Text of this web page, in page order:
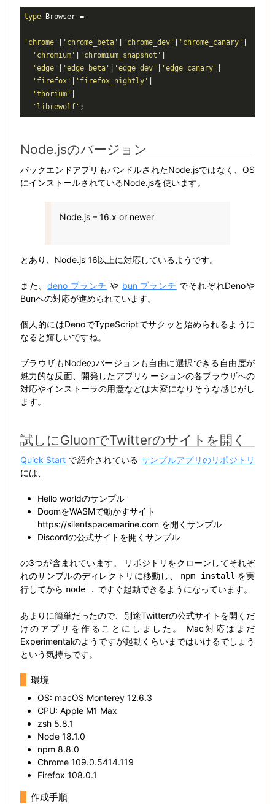
type Browser =
'chrome' 'chrome_beta' 'chrome_dev' 'chrome_canary'
'chromium'
'chromium_snapshot'
'edge'
'edge_beta' 'edge_dev' 'edge_canary'
'firefox'
'firefox_nightly'
'thorium'
'librewolf' ;
Node.jsのバージョン
バックエンドアプリもバンドルされたNode.jsではなく、OS
にインストールされているNode.jsを使います。
Node.js – 16.x or newer
とあり、Node.js 16以上に対応しているようです。
また、deno ブランチ や bun ブランチ でそれぞれDenoや
Bunへの対応が進められています。
個人的にはDenoでTypeScriptでサクッと始められるように
なると嬉しいですね。
ブラウザもNodeのバージョンも自由に選択できる自由度が
魅力的な反面、開発したアプリケーションの各ブラウザへの
対応やインストーラの用意などは大変になりそうな感じがし
ます。
試しにGluonでTwitterのサイトを開く
Quick Start で紹介されている サンプルアプリのリポジトリ
には、
Hello worldのサンプル
DoomをWASMで動かすサイト
https://silentspacemarine.com を開くサンプル
Discordの公式サイトを開くサンプル
の3つが含まれています。 リポジトリをクローンしてそれぞ
れのサンプルのディレクトリに移動し、 npm install を実
行してから node . ですぐ起動できるようになっています。
あまりに簡単だったので、別途Twitterの公式サイトを開くだ
けのアプリを作ることにしました。 Mac対応はまだ
Experimentalのようですが起動くらいまではいけるでしょう
という気持ちです。
環境
OS: macOS Monterey 12.6.3
CPU: Apple M1 Max
zsh 5.8.1
Node 18.1.0
npm 8.8.0
Chrome 109.0.5414.119
Firefox 108.0.1
作成手順